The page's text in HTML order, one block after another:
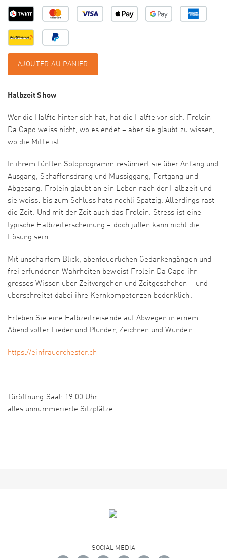
AJOUTER AU PANIER
Halbzeit Show
Wer die Hälfte hinter sich hat, hat die Hälfte vor sich. Frölein
Da Capo weiss nicht, wo es endet – aber sie glaubt zu wissen,
wo die Mitte ist.
In ihrem fünften Soloprogramm resümiert sie über Anfang und
Ausgang, Schaffensdrang und Müssiggang, Fortgang und
Abgesang. Frölein glaubt an ein Leben nach der Halbzeit und
sie weiss: bis zum Schluss hats nochli Spatzig. Allerdings rast
die Zeit. Und mit der Zeit auch das Frölein. Stress ist eine
typische Halbzeiterscheinung – doch juflen kann nicht die
Lösung sein.
Mit unscharfem Blick, abenteuerlichen Gedankengängen und
frei erfundenen Wahrheiten beweist Frölein Da Capo ihr
grosses Wissen über Zeitvergehen und Zeitgeschehen – und
überschreitet dabei ihre Kernkompetenzen bedenklich.
Erleben Sie eine Halbzeitreisende auf Abwegen in einem
Abend voller Lieder und Plunder, Zeichnen und Wunder.
https://einfrauorchester.ch
Türöffnung Saal: 19.00 Uhr
alles unnummerierte Sitzplätze
SOCIAL MEDIA